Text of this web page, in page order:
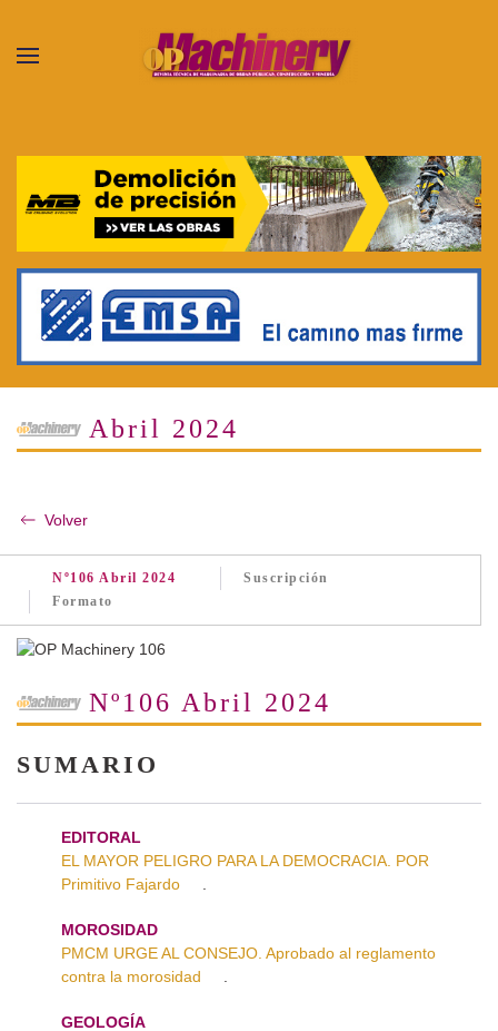
Skip to main content
Abril 2024
Volver
Nº106 Abril 2024
Suscripción
Formato
Nº106 Abril 2024
SUMARIO
EDITORAL
EL MAYOR PELIGRO PARA LA DEMOCRACIA. POR
Primitivo Fajardo
MOROSIDAD
PMCM URGE AL CONSEJO. Aprobado al reglamento
contra la morosidad
GEOLOGÍA